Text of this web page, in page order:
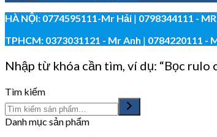
HÀ NỘI: 0774595111-Mr Hải | 0798344111 -
TPHCM: 0373031121 - Mr Anh | 0784220111 -
Nhập từ khóa cần tìm, ví dụ: “Bọc rulo
Tìm kiếm
Danh mục sản phẩm